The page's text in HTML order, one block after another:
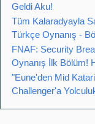
Geldi Aku!
Tüm Kalaradyayla
Türkçe Oynanış -
FNAF: Security
Oynanış İlk Bölüm!
"Eune'den Mid
Challenger'a